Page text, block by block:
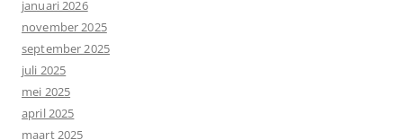
januari 2026
november 2025
september 2025
juli 2025
mei 2025
april 2025
maart 2025